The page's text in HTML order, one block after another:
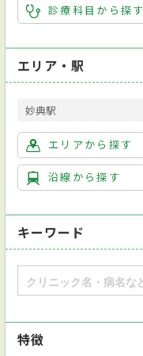
診療科目から探す
エリア・駅
妙典駅
エリアから探す
沿線から探す
キーワード
特徴